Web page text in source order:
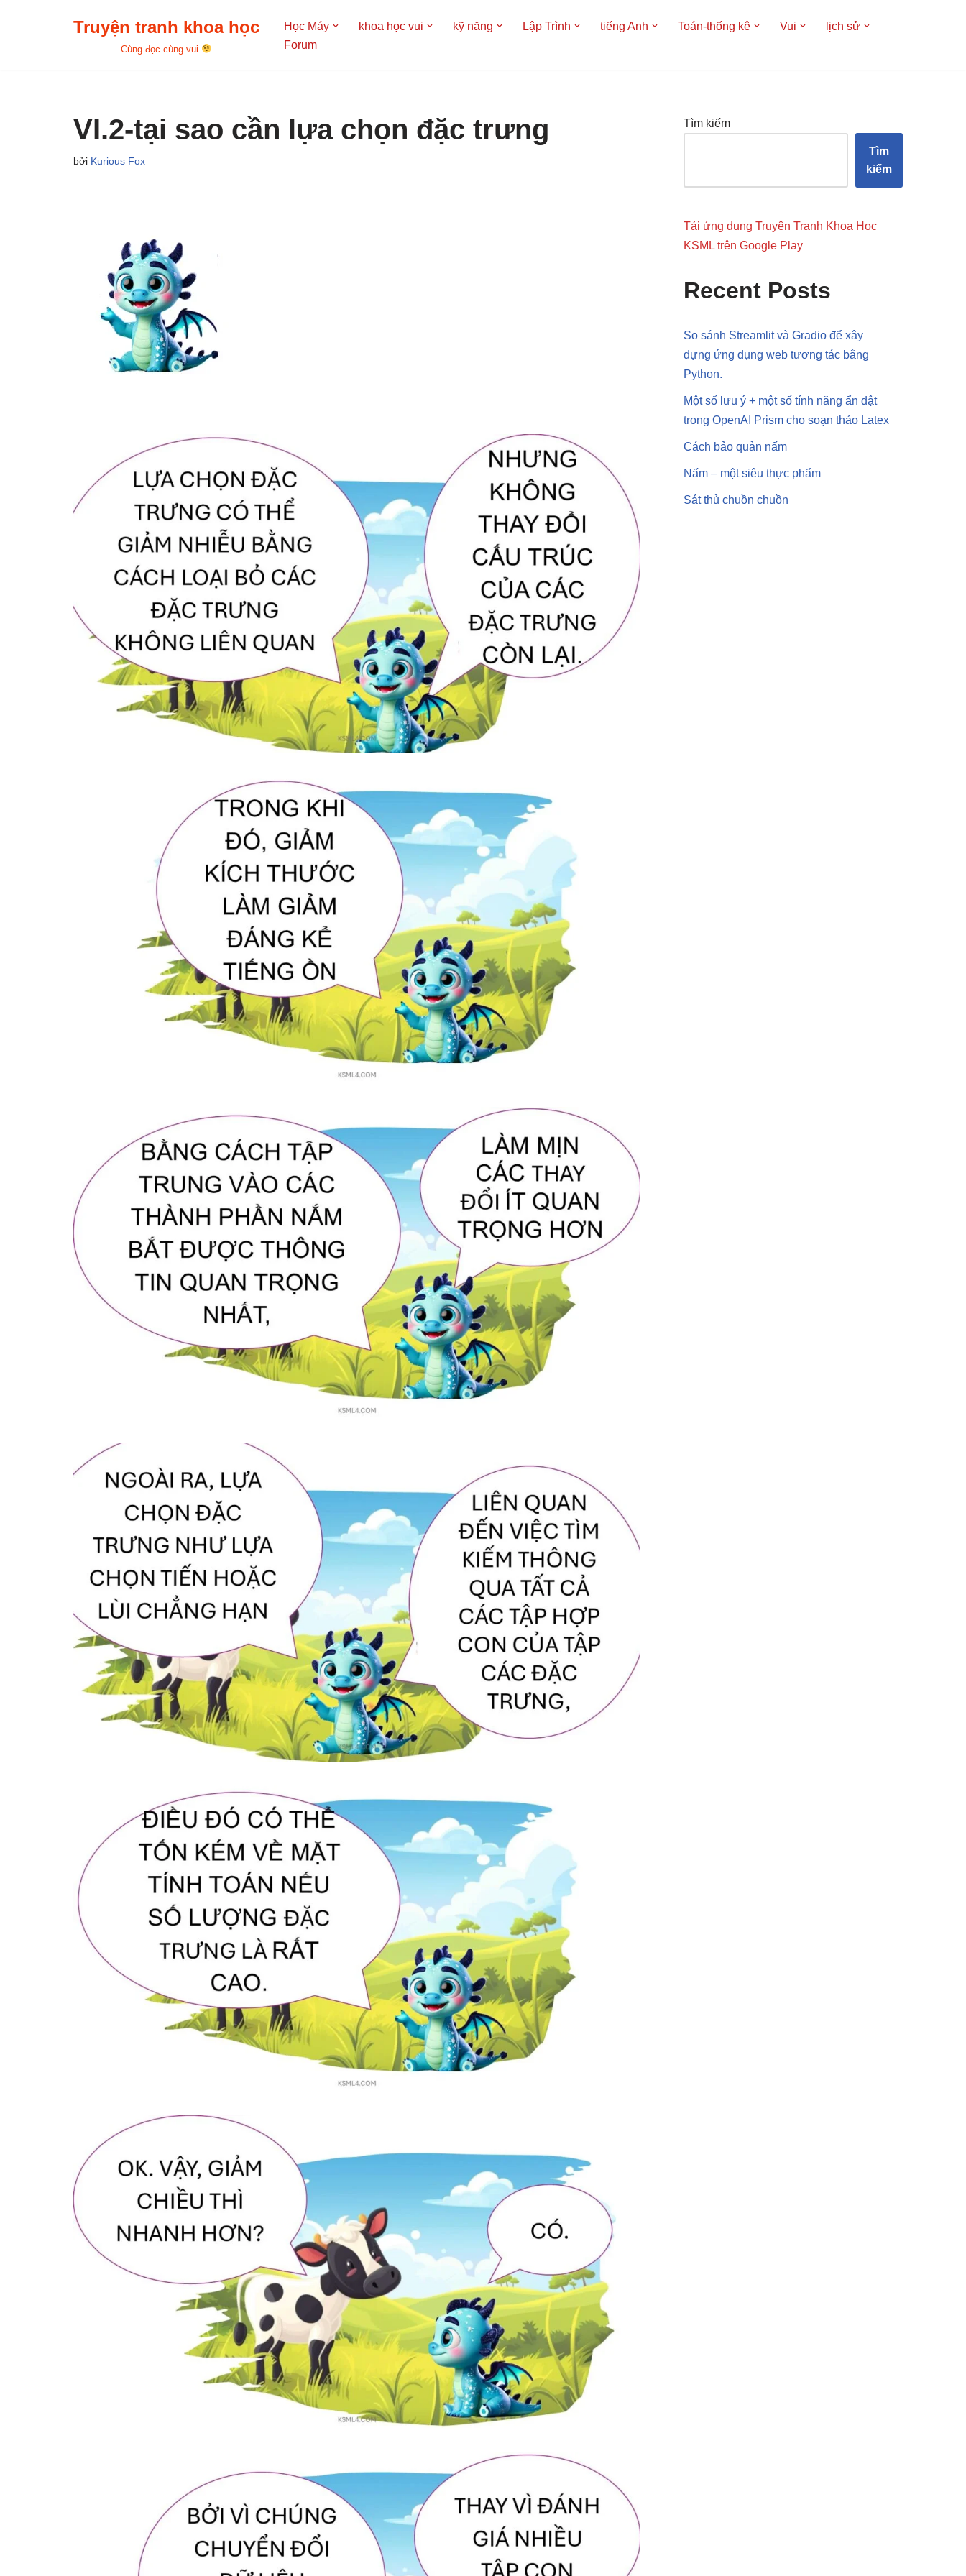
Truyện tranh khoa học
Cùng đọc cùng vui
Học Máy khoa học vui kỹ năng Lập Trình tiếng Anh Toán-thống kê Vui
lịch sử
Forum
VI.2-tại sao cần lựa chọn đặc trưng
bởi Kurious Fox
Tìm kiếm
Tìm
kiếm
Tải ứng dụng Truyện Tranh Khoa Học
KSML trên Google Play
Recent Posts
So sánh Streamlit và Gradio để xây
dựng ứng dụng web tương tác bằng
Python.
Một số lưu ý + một số tính năng ẩn dật
trong OpenAI Prism cho soạn thảo Latex
Cách bảo quản nấm
Nấm – một siêu thực phẩm
Sát thủ chuồn chuồn